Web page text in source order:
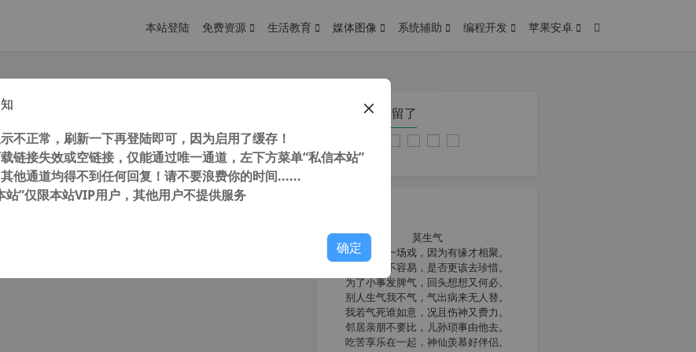
本站登陆 免费资源 生活教育 媒体图像 系统辅助 编程开发 苹果安卓
浩辰CAD2025 燕秀工具箱2025专业版 GstarCAD Pro YXTOOL 2025 中文版 修复官方无2025无专业版问题
明： 转载自cnorg.12hp.de 注意：由于网站空间位于国
访问高峰期...
您在本页停留了
莫生气
人生就像一场戏，因为有缘才相聚。
相扶到老不容易，是否更该去珍惜。
为了小事发脾气，回头想想又何必。
别人生气我不气，气出病来无人替。
我若气死谁如意，况且伤神又费力。
邻居亲朋不要比，儿孙琐事由他去。
吃苦享乐在一起，神仙羡慕好伴侣。
不正常，刷新一下再登陆即可，因为启用了缓存！
链接失效或空链接，仅能通过唯一通道，左下方菜单“私信本站”
他通道均得不到任何回复！请不要浪费你的时间......
站”仅限本站VIP用户，其他用户不提供服务
确定